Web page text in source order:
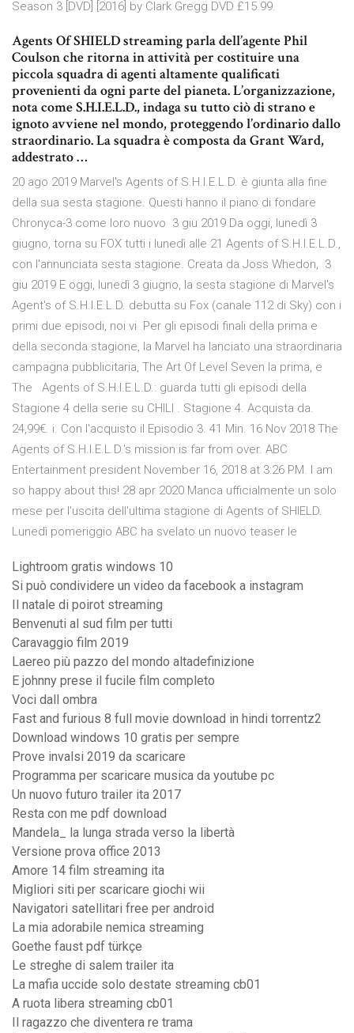
Season 3 [DVD] [2016] by Clark Gregg DVD £15.99.
Agents Of SHIELD streaming parla dell’agente Phil
Coulson che ritorna in attività per costituire una
piccola squadra di agenti altamente qualificati
provenienti da ogni parte del pianeta. L’organizzazione,
nota come S.H.I.E.L.D., indaga su tutto ciò di strano e
ignoto avviene nel mondo, proteggendo l’ordinario dallo
straordinario. La squadra è composta da Grant Ward,
addestrato …
20 ago 2019 Marvel's Agents of S.H.I.E.L.D. è giunta alla fine
della sua sesta stagione. Questi hanno il piano di fondare
Chronyca-3 come loro nuovo 3 giu 2019 Da oggi, lunedì 3
giugno, torna su FOX tutti i lunedì alle 21 Agents of S.H.I.E.L.D.,
con l'annunciata sesta stagione. Creata da Joss Whedon, 3
giu 2019 E oggi, lunedì 3 giugno, la sesta stagione di Marvel's
Agent's of S.H.I.E.L.D. debutta su Fox (canale 112 di Sky) con i
primi due episodi, noi vi Per gli episodi finali della prima e
della seconda stagione, la Marvel ha lanciato una straordinaria
campagna pubblicitaria, The Art Of Level Seven la prima, e
The Agents of S.H.I.E.L.D.: guarda tutti gli episodi della
Stagione 4 della serie su CHILI . Stagione 4. Acquista da.
24,99€. i. Con l'acquisto il Episodio 3. 41 Min. 16 Nov 2018 The
Agents of S.H.I.E.L.D.'s mission is far from over. ABC
Entertainment president November 16, 2018 at 3:26 PM. I am
so happy about this! 28 apr 2020 Manca ufficialmente un solo
mese per l'uscita dell'ultima stagione di Agents of SHIELD.
Lunedì pomeriggio ABC ha svelato un nuovo teaser le
Lightroom gratis windows 10
Si può condividere un video da facebook a instagram
Il natale di poirot streaming
Benvenuti al sud film per tutti
Caravaggio film 2019
Laereo più pazzo del mondo altadefinizione
E johnny prese il fucile film completo
Voci dall ombra
Fast and furious 8 full movie download in hindi torrentz2
Download windows 10 gratis per sempre
Prove invalsi 2019 da scaricare
Programma per scaricare musica da youtube pc
Un nuovo futuro trailer ita 2017
Resta con me pdf download
Mandela_ la lunga strada verso la libertà
Versione prova office 2013
Amore 14 film streaming ita
Migliori siti per scaricare giochi wii
Navigatori satellitari free per android
La mia adorabile nemica streaming
Goethe faust pdf türkçe
Le streghe di salem trailer ita
La mafia uccide solo destate streaming cb01
A ruota libera streaming cb01
Il ragazzo che diventera re trama